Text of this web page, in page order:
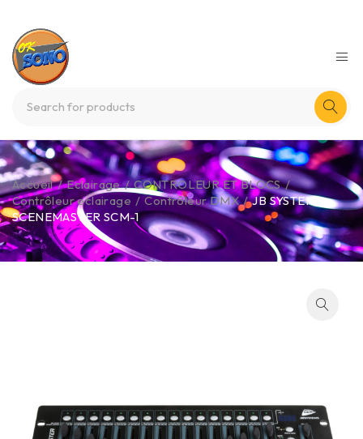
Accueil / Eclairage / CONTROLEUR ET BLOCS /
Contrôleur eclairage / Contrôleur DMX / JB SYSTEMS –
SCENEMASTER SCM-1